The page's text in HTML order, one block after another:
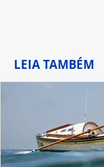
LEIA TAMBÉM